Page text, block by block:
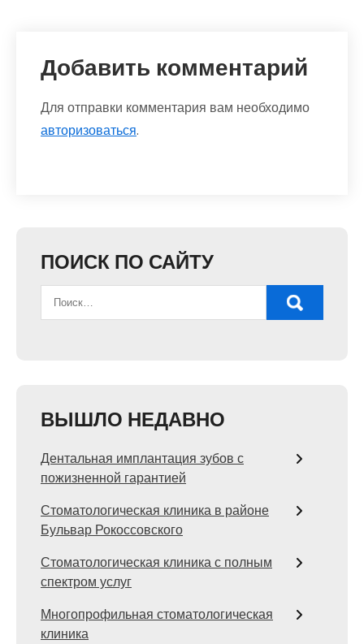
Добавить комментарий
Для отправки комментария вам необходимо
авторизоваться.
ПОИСК ПО САЙТУ
ВЫШЛО НЕДАВНО
Дентальная имплантация зубов с
пожизненной гарантией
Стоматологическая клиника в районе
Бульвар Рокоссовского
Стоматологическая клиника с полным
спектром услуг
Многопрофильная стоматологическая
клиника